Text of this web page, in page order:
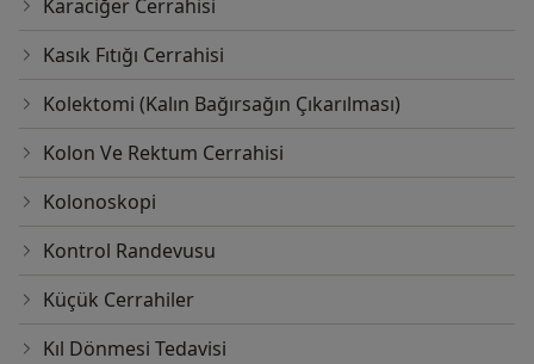
Karaciğer Cerrahisi
Kasık Fıtığı Cerrahisi
Kolektomi (Kalın Bağırsağın Çıkarılması)
Kolon Ve Rektum Cerrahisi
Kolonoskopi
Kontrol Randevusu
Küçük Cerrahiler
Kıl Dönmesi Tedavisi